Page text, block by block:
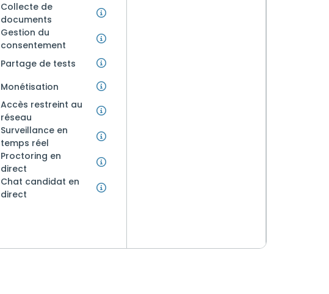
Collecte de
documents
Gestion du
consentement
Partage de tests
Monétisation
Accès restreint au
réseau
Surveillance en
temps réel
Proctoring en
direct
Chat candidat en
direct